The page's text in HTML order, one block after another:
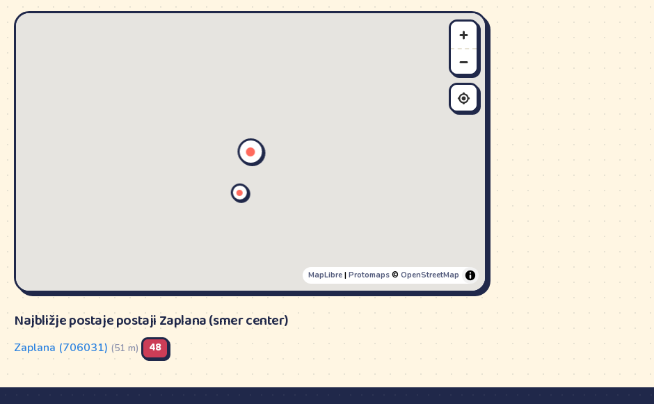
MapLibre| Protomaps© OpenStreetMap
Najbližje postaje postaji Zaplana (smer center)
Zaplana (706031) (51 m) 48